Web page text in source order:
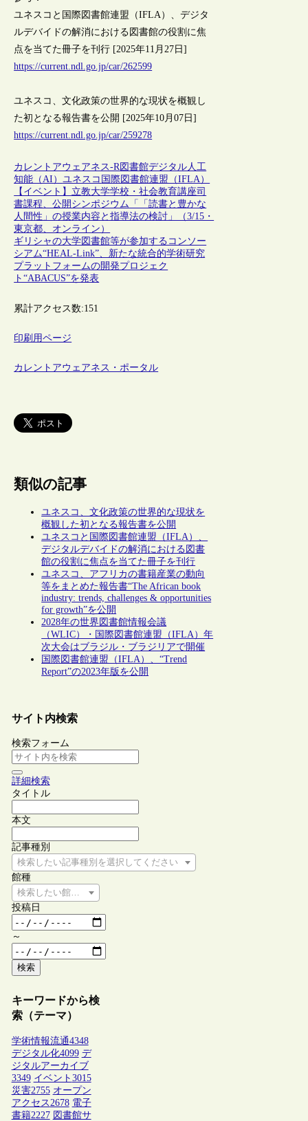
ユネスコと国際図書館連盟（IFLA）、デジタ
ルデバイドの解消における図書館の役割に焦
点を当てた冊子を刊行 [2025年11月27日]
https://current.ndl.go.jp/car/262599
ユネスコ、文化政策の世界的な現状を概観し
た初となる報告書を公開 [2025年10月07日]
https://current.ndl.go.jp/car/259278
カレントアウェアネス-R図書館デジタル人工
知能（AI）ユネスコ 国際図書館連盟（IFLA）
【イベント】立教大学学校・社会教育講座司
書課程、公開シンポジウム「「読書と豊かな
人間性」の授業内容と指導法の検討」（3/15・
東京都、オンライン）
ギリシャの大学図書館等が参加するコンソー
シアム“HEAL-Link”、新たな統合的学術研究
プラットフォームの開発プロジェク
ト“ABACUS”を発表
累計アクセス数:151
印刷用ページ
カレントアウェアネス・ポータル
類似の記事
ユネスコ、文化政策の世界的な現状を
概観した初となる報告書を公開
ユネスコと国際図書館連盟（IFLA）、
デジタルデバイドの解消における図書
館の役割に焦点を当てた冊子を刊行
ユネスコ、アフリカの書籍産業の動向
等をまとめた報告書“The African book
industry: trends, challenges & opportunities
for growth”を公開
2028年の世界図書館情報会議
（WLIC）・国際図書館連盟（IFLA）年
次大会はブラジル・ブラジリアで開催
国際図書館連盟（IFLA）、“Trend
Report”の2023年版を公開
サイト内検索
検索フォーム
詳細検索
タイトル
本文
記事種別
検索したい記事種別を選択してください
館種
検索したい館種を選択してください
投稿日
～
検索
キーワードから検
索（テーマ）
学術情報流通4348
デジタル化4099 デ
ジタルアーカイブ
3349 イベント 3015
災害2755 オープン
アクセス 2678 電子
書籍2227 図書館サ